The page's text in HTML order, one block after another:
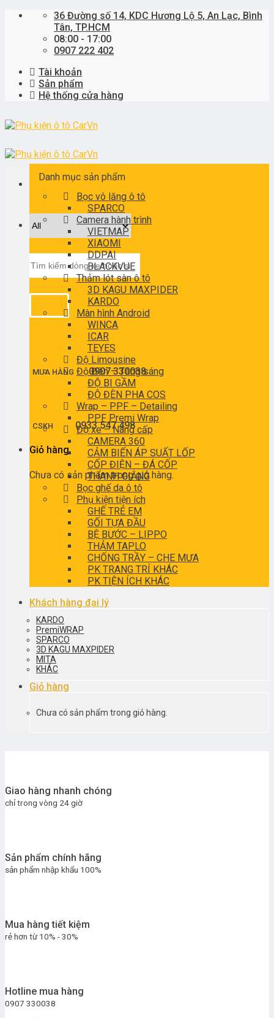
Skip
36 Đường số 14, KDC Hương Lộ 5, An Lạc, Bình
Tân, TP.HCM
08:00 - 17:00
0907 222 402
Tài khoản
Sản phẩm
Hệ thống cửa hàng
kiếm:
MUA HÀNG0907 330038
CSKH 0933 547 498
Giỏ hàng
Chưa có sản phẩm trong giỏ hàng.
Danh mục sản phẩm
Bọc vô lăng ô tô
SPARCO
Camera hành trình
VIETMAP
XIAOMI
DDPAI
BLACKVUE
Thảm lót sàn ô tô
3D KAGU MAXPIDER
KARDO
Màn hình Android
WINCA
ICAR
TEYES
Độ Limousine
Độ Đèn – Tăng sáng
ĐỘ BI GẦM
ĐỘ ĐÈN PHA COS
Wrap – PPF – Detailing
PPF Premi Wrap
Độ xe – Nâng cấp
CAMERA 360
CẢM BIẾN ÁP SUẤT LỐP
CỐP ĐIỆN – ĐÁ CỐP
THANH GIẰNG
Bọc ghế da ô tô
Phụ kiện tiện ích
GHẾ TRẺ EM
GỐI TỰA ĐẦU
BỆ BƯỚC – LIPPO
THẢM TAPLO
CHỐNG TRẦY – CHE MƯA
PK TRANG TRÍ KHÁC
PK TIỆN ÍCH KHÁC
Khách hàng đại lý
KARDO
PremiWRAP
SPARCO
3D KAGU MAXPIDER
MITA
KHÁC
Giỏ hàng
Chưa có sản phẩm trong giỏ hàng.
Giao hàng nhanh chóng
chỉ trong vòng 24 giờ
Sản phẩm chính hãng
sản phẩm nhập khẩu 100%
Mua hàng tiết kiệm
rẻ hơn từ 10% - 30%
Hotline mua hàng
0907 330038